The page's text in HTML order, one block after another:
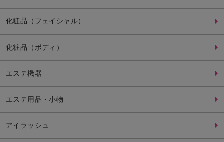
化粧品（フェイシャル）
化粧品（ボディ）
エステ機器
エステ用品・小物
アイラッシュ